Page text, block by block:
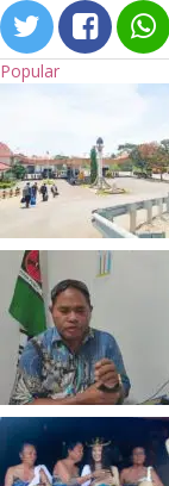
Popular